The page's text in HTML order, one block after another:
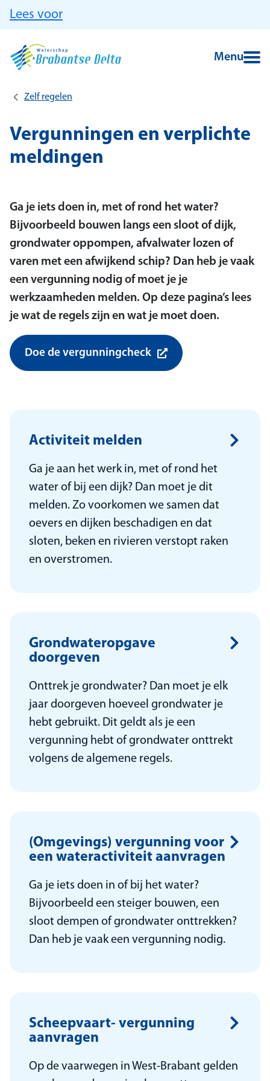
Ga naar hoofdinhoud
Lees voor
Menu
Zelf regelen
Vergunningen en verplichte
meldingen
Ga je iets doen in, met of rond het water?
Bijvoorbeeld bouwen langs een sloot of dijk,
grondwater oppompen, afvalwater lozen of
varen met een afwijkend schip? Dan heb je vaak
een vergunning nodig of moet je je
werkzaamheden melden. Op deze pagina’s lees
je wat de regels zijn en wat je moet doen.
Doe de vergunningcheck
Activiteit melden
Ga je aan het werk in, met of rond het
water of bij een dijk? Dan moet je dit
melden. Zo voorkomen we samen dat
oevers en dijken beschadigen en dat
sloten, beken en rivieren verstopt raken
en overstromen.
Grondwateropgave
doorgeven
Onttrek je grondwater? Dan moet je elk
jaar doorgeven hoeveel grondwater je
hebt gebruikt. Dit geldt als je een
vergunning hebt of grondwater onttrekt
volgens de algemene regels.
(Omgevings) vergunning voor
een wateractiviteit aanvragen
Ga je iets doen in of bij het water?
Bijvoorbeeld een steiger bouwen, een
sloot dempen of grondwater onttrekken?
Dan heb je vaak een vergunning nodig.
Scheepvaart- vergunning
aanvragen
Op de vaarwegen in West-Brabant gelden